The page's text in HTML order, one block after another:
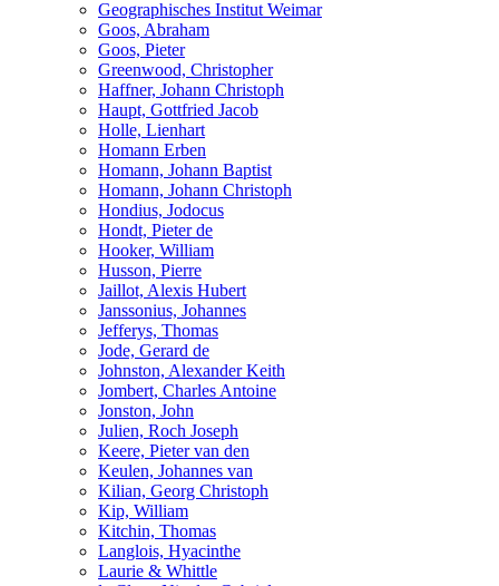
Geographisches Institut Weimar
Goos, Abraham
Goos, Pieter
Greenwood, Christopher
Haffner, Johann Christoph
Haupt, Gottfried Jacob
Holle, Lienhart
Homann Erben
Homann, Johann Baptist
Homann, Johann Christoph
Hondius, Jodocus
Hondt, Pieter de
Hooker, William
Husson, Pierre
Jaillot, Alexis Hubert
Janssonius, Johannes
Jefferys, Thomas
Jode, Gerard de
Johnston, Alexander Keith
Jombert, Charles Antoine
Jonston, John
Julien, Roch Joseph
Keere, Pieter van den
Keulen, Johannes van
Kilian, Georg Christoph
Kip, William
Kitchin, Thomas
Langlois, Hyacinthe
Laurie & Whittle